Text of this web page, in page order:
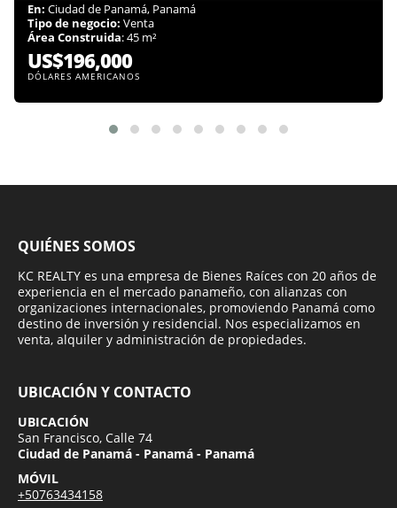
En: Ciudad de Panamá, Panamá
Tipo de negocio: Venta
Área Construida: 45 m²
US$196,000
DÓLARES AMERICANOS
QUIÉNES SOMOS
KC REALTY es una empresa de Bienes Raíces con 20 años de
experiencia en el mercado panameño, con alianzas con
organizaciones internacionales, promoviendo Panamá como
destino de inversión y residencial. Nos especializamos en
venta, alquiler y administración de propiedades.
UBICACIÓN Y CONTACTO
UBICACIÓN
San Francisco, Calle 74
Ciudad de Panamá - Panamá - Panamá
MÓVIL
+50763434158